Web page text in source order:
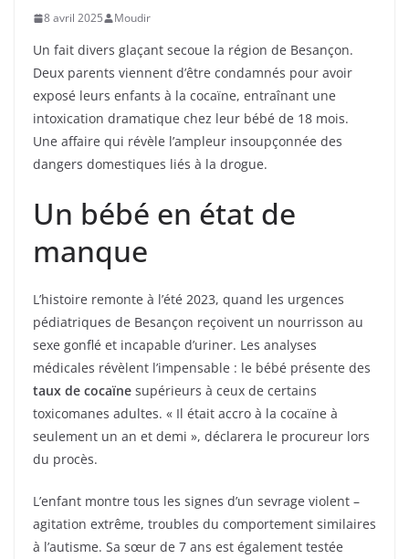
8 avril 2025 Moudir
Un fait divers glaçant secoue la région de Besançon.
Deux parents viennent d’être condamnés pour avoir
exposé leurs enfants à la cocaïne, entraînant une
intoxication dramatique chez leur bébé de 18 mois.
Une affaire qui révèle l’ampleur insoupçonnée des
dangers domestiques liés à la drogue.
Un bébé en état de
manque
L’histoire remonte à l’été 2023, quand les urgences
pédiatriques de Besançon reçoivent un nourrisson au
sexe gonflé et incapable d’uriner. Les analyses
médicales révèlent l’impensable : le bébé présente des
taux de cocaïne supérieurs à ceux de certains
toxicomanes adultes. « Il était accro à la cocaïne à
seulement un an et demi », déclarera le procureur lors
du procès.
L’enfant montre tous les signes d’un sevrage violent –
agitation extrême, troubles du comportement similaires
à l’autisme. Sa sœur de 7 ans est également testée